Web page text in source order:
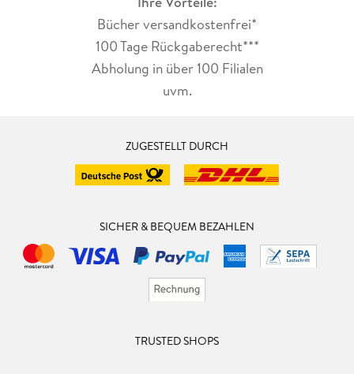
Bücher versandkostenfrei*
100 Tage Rückgaberecht***
Abholung in über 100 Filialen
uvm.
ZUGESTELLT DURCH
SICHER & BEQUEM BEZAHLEN
TRUSTED SHOPS